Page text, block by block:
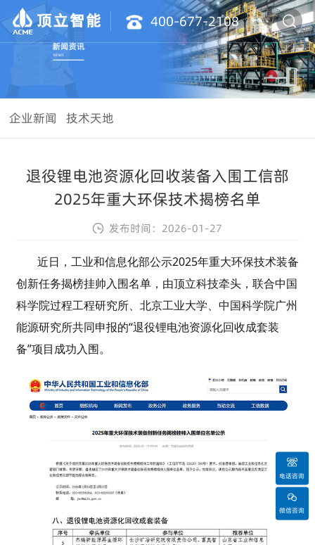
400-677-2108
企业新闻 技术天地
退役锂电池资源化回收装备入围工信部
2025年重大环保技术揭榜名单
发布时间： 2026-01-27
近日，工业和信息化部公示2025年重大环保技术装备
创新任务揭榜挂帅入围名单，由顶立科技牵头，联合中国
科学院过程工程研究所、北京工业大学、中国科学院广州
能源研究所共同申报的“退役锂电池资源化回收成套装
备”项目成功入围。
电话咨询
微信咨询